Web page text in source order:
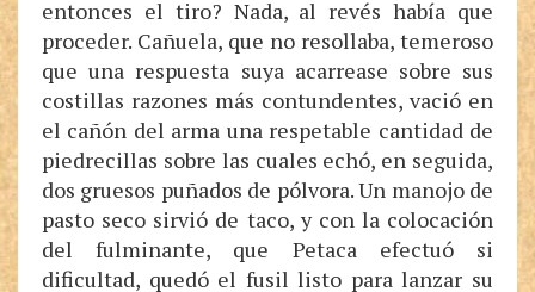
entonces el tiro? Nada, al revés había que
proceder. Cañuela, que no resollaba, temeroso
que una respuesta suya acarrease sobre sus
costillas razones más contundentes, vació en
el cañón del arma una respetable cantidad de
piedrecillas sobre las cuales echó, en seguida,
dos gruesos puñados de pólvora. Un manojo de
pasto seco sirvió de taco, y con la colocación
del fulminante, que Petaca efectuó si
dificultad, quedó el fusil listo para lanzar su